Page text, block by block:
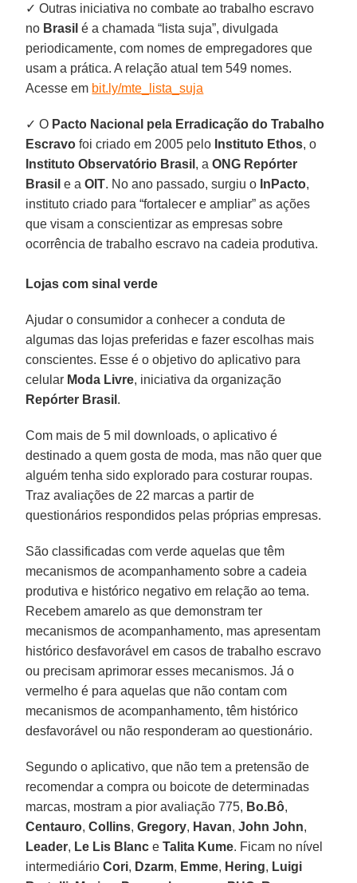
✓ Outras iniciativa no combate ao trabalho escravo
no Brasil é a chamada “lista suja”, divulgada
periodicamente, com nomes de empregadores que
usam a prática. A relação atual tem 549 nomes.
Acesse em bit.ly/mte_lista_suja
✓ O Pacto Nacional pela Erradicação do Trabalho
Escravo foi criado em 2005 pelo Instituto Ethos, o
Instituto Observatório Brasil , aONG Repórter
Brasil e aOIT. No ano passado, surgiu o InPacto,
instituto criado para “fortalecer e ampliar” as ações
que visam a conscientizar as empresas sobre
ocorrência de trabalho escravo na cadeia produtiva.
Lojas com sinal verde
Ajudar o consumidor a conhecer a conduta de
algumas das lojas preferidas e fazer escolhas mais
conscientes. Esse é o objetivo do aplicativo para
celular Moda Livre, iniciativa da organização
Repórter Brasil .
Com mais de 5 mil downloads, o aplicativo é
destinado a quem gosta de moda, mas não quer que
alguém tenha sido explorado para costurar roupas.
Traz avaliações de 22 marcas a partir de
questionários respondidos pelas próprias empresas.
São classificadas com verde aquelas que têm
mecanismos de acompanhamento sobre a cadeia
produtiva e histórico negativo em relação ao tema.
Recebem amarelo as que demonstram ter
mecanismos de acompanhamento, mas apresentam
histórico desfavorável em casos de trabalho escravo
ou precisam aprimorar esses mecanismos. Já o
vermelho é para aquelas que não contam com
mecanismos de acompanhamento, têm histórico
desfavorável ou não responderam ao questionário.
Segundo o aplicativo, que não tem a pretensão de
recomendar a compra ou boicote de determinadas
marcas, mostram a pior avaliação 775, Bo.Bô,
Centauro,Collins,Gregory, Havan,John John,
Leader, Le Lis Blanc e Talita Kume. Ficam no nível
intermediárioCori, Dzarm, Emme, Hering, Luigi